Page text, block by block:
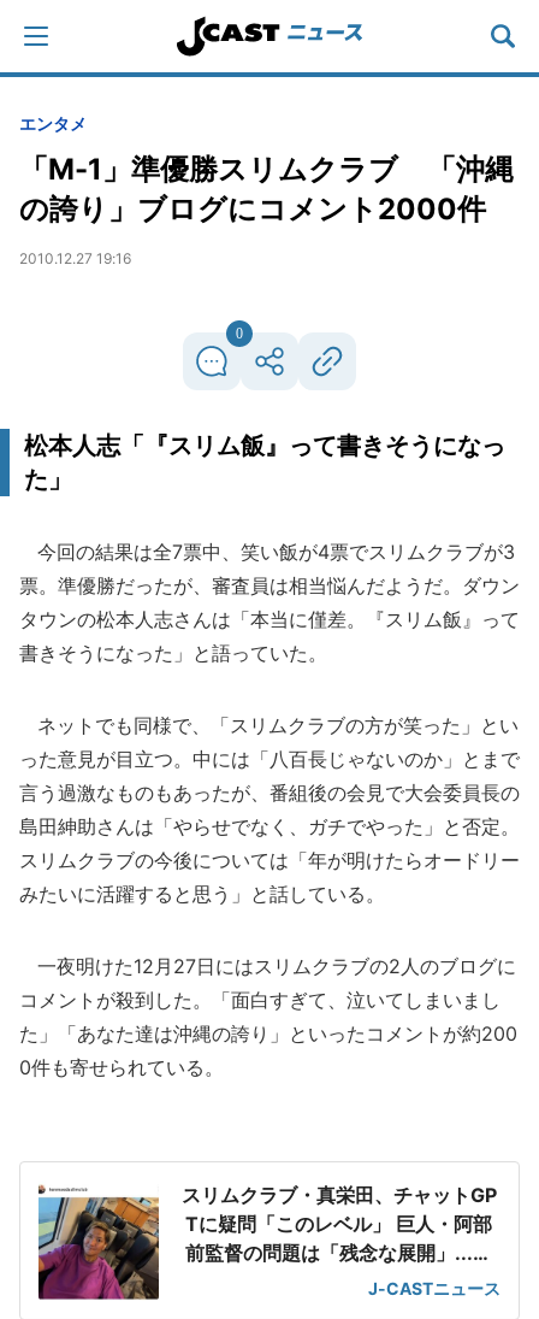
エンタメ
「M-1」準優勝スリムクラブ 「沖縄
の誇り」ブログにコメント2000件
2010.12.27 19:16
0
松本人志「『スリム飯』って書きそうになっ
た」
今回の結果は全7票中、笑い飯が4票でスリムクラブが3
票。準優勝だったが、審査員は相当悩んだようだ。ダウン
タウンの松本人志さんは「本当に僅差。『スリム飯』って
書きそうになった」と語っていた。
ネットでも同様で、「スリムクラブの方が笑った」とい
った意見が目立つ。中には「八百長じゃないのか」とまで
言う過激なものもあったが、番組後の会見で大会委員長の
島田紳助さんは「やらせでなく、ガチでやった」と否定。
スリムクラブの今後については「年が明けたらオードリー
みたいに活躍すると思う」と話している。
一夜明けた12月27日にはスリムクラブの2人のブログに
コメントが殺到した。「面白すぎて、泣いてしまいまし
た」「あなた達は沖縄の誇り」といったコメントが約200
0件も寄せられている。
スリムクラブ・真栄田、チャットGP
Tに疑問「このレベル」 巨人・阿部
前監督の問題は「残念な展開」...相
方巡る誤情報もJ-CASTニュース